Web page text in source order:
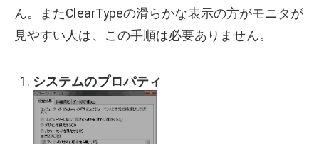
ん。またClearTypeの滑らかな表示の方がモニタが
見やすい人は、この手順は必要ありません。
システムのプロパティ